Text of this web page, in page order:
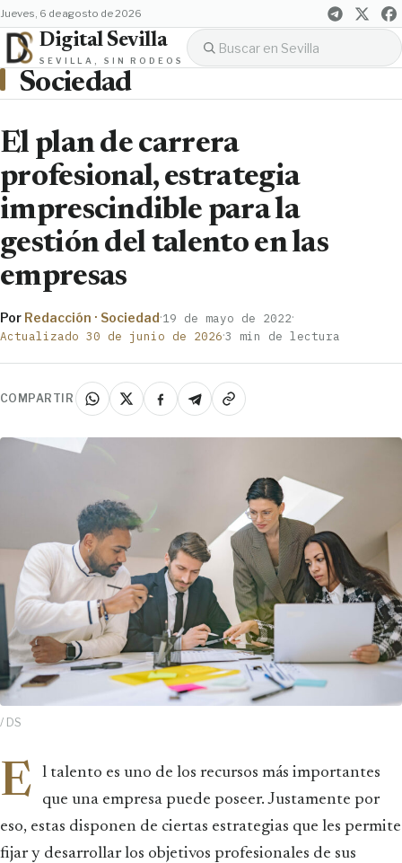
jueves, 6 de agosto de 2026
Digital Sevilla
SEVILLA, SIN RODEOS
Sociedad
El plan de carrera
profesional, estrategia
imprescindible para la
gestión del talento en las
empresas
Por Redacción · Sociedad·19 de mayo de 2022·
Actualizado 30 de junio de 2026·3 min de lectura
COMPARTIR
/ DS
E
l talento es uno de los recursos más importantes
que una empresa puede poseer. Justamente por
eso, estas disponen de ciertas estrategias que les permite
fijar y desarrollar los objetivos profesionales de sus